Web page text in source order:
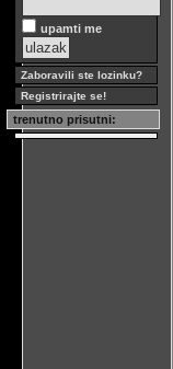
upamti me
Zaboravili ste lozinku?
Registrirajte se!
trenutno prisutni: